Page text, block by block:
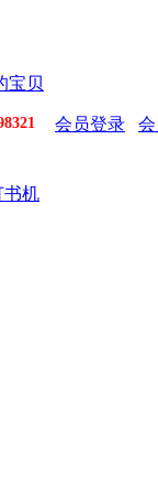
宝贝
会员登录
书机